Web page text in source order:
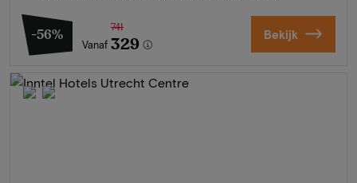
-56%
Vanaf
741
329 Bekijk